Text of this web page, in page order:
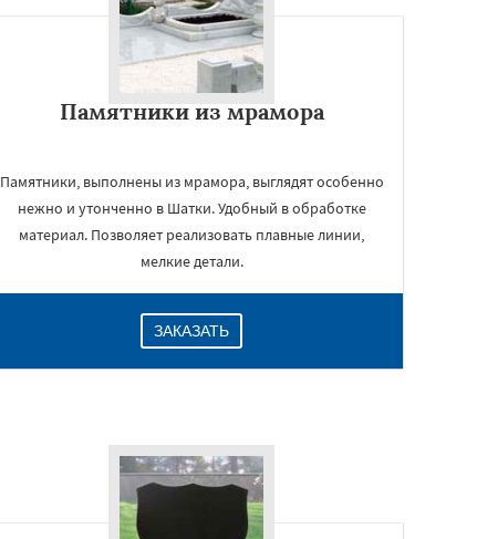
Памятники из мрамора
Памятники, выполнены из мрамора, выглядят особенно
нежно и утонченно в Шатки. Удобный в обработке
материал. Позволяет реализовать плавные линии,
мелкие детали.
ЗАКАЗАТЬ